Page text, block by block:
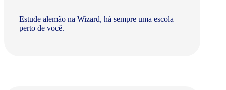
Estude alemão na Wizard, há sempre uma escola
perto de você.